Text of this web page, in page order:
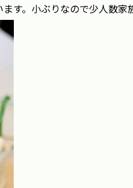
す。小ぶりなので少人数家